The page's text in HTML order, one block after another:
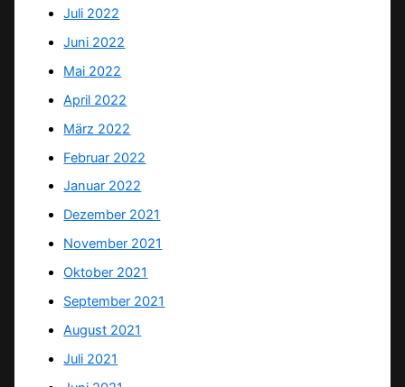
Juli 2022
Juni 2022
Mai 2022
April 2022
März 2022
Februar 2022
Januar 2022
Dezember 2021
November 2021
Oktober 2021
September 2021
August 2021
Juli 2021